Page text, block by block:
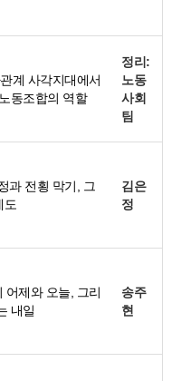
계 사각지대에서
동조합의 역할
정리:
노동
사회
팀
과 전횡 막기, 그
도
김은
정
어제와 오늘, 그리
내일
송주
현